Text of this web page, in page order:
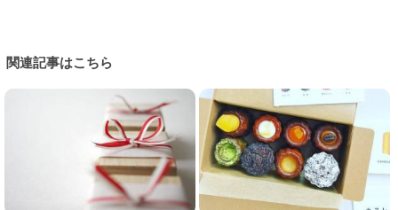
関連記事はこちら